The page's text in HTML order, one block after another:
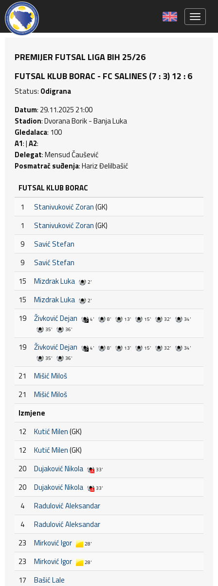
PREMIJER FUTSAL LIGA BIH 25/26
FUTSAL KLUB BORAC - FC SALINES (7 : 3) 12 : 6
Status: Odigrana
Datum: 29.11.2025 21:00
Stadion: Dvorana Borik - Banja Luka
Gledalaca: 100
A1: |A2:
Delegat: Mensud Čaušević
Posmatrač suđenja: Hariz Đelilbašić
FUTSAL KLUB BORAC
1
Stanivuković Zoran(GK)
1
Stanivuković Zoran(GK)
9
Savić Stefan
9
Savić Stefan
15
Mizdrak Luka 2'
15 Mizdrak Luka 2'
19 Živković Dejan 4' 8' 13' 15' 32'
34'
35'
36'
19 Živković Dejan 4' 8' 13' 15' 32'
34'
35'
36'
21
Mišić Miloš
21
Mišić Miloš
Izmjene
12
Kutić Milen(GK)
12
Kutić Milen(GK)
20
Dujaković Nikola 33'
20 Dujaković Nikola 33'
4
Radulović Aleksandar
4
Radulović Aleksandar
23
Mirković Igor 28'
23 Mirković Igor 28'
17
Bašić Lale